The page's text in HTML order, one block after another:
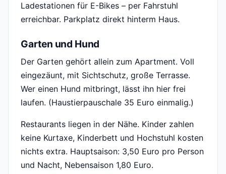
Ladestationen für E-Bikes – per Fahrstuhl
erreichbar. Parkplatz direkt hinterm Haus.
Garten und Hund
Der Garten gehört allein zum Apartment. Voll
eingezäunt, mit Sichtschutz, große Terrasse.
Wer einen Hund mitbringt, lässt ihn hier frei
laufen. (Haustierpauschale 35 Euro einmalig.)
Restaurants liegen in der Nähe. Kinder zahlen
keine Kurtaxe, Kinderbett und Hochstuhl kosten
nichts extra. Hauptsaison: 3,50 Euro pro Person
und Nacht, Nebensaison 1,80 Euro.